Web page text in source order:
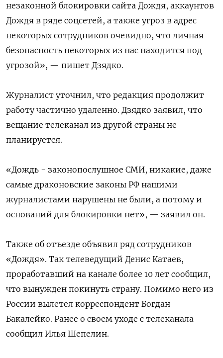
незаконной блокировки сайта Дождя, аккаунтов
Дождя в ряде соцсетей, а также угроз в адрес
некоторых сотрудников очевидно, что личная
безопасность некоторых из нас находится под
угрозой», — пишет Дзядко.
Журналист уточнил, что редакция продолжит
работу частично удаленно. Дзядко заявил, что
вещание телеканал из другой страны не
планируется.
«Дождь - законопослушное СМИ, никакие, даже
самые драконовские законы РФ нашими
журналистами нарушены не были, а потому и
оснований для блокировки нет», — заявил он.
Также об отъезде объявил ряд сотрудников
«Дождя». Так телеведущий Денис Катаев,
проработавший на канале более 10 лет сообщил,
что вынужден покинуть страну. Помимо него из
России вылетел корреспондент Богдан
Бакалейко. Ранее о своем уходе с телеканала
сообщил Илья Шепелин.